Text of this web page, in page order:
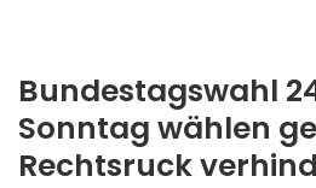
Bundestagswahl
Sonntag wählen
Rechtsruck